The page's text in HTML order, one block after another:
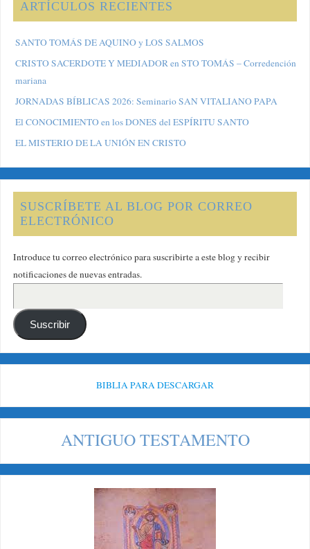
ARTÍCULOS RECIENTES
SANTO TOMÁS DE AQUINO y LOS SALMOS
CRISTO SACERDOTE Y MEDIADOR en STO TOMÁS – Corredención
mariana
JORNADAS BÍBLICAS 2026: Seminario SAN VITALIANO PAPA
El CONOCIMIENTO en los DONES del ESPÍRITU SANTO
EL MISTERIO DE LA UNIÓN EN CRISTO
SUSCRÍBETE AL BLOG POR CORREO
ELECTRÓNICO
Introduce tu correo electrónico para suscribirte a este blog y recibir
notificaciones de nuevas entradas.
Suscribir
BIBLIA PARA DESCARGAR
ANTIGUO TESTAMENTO